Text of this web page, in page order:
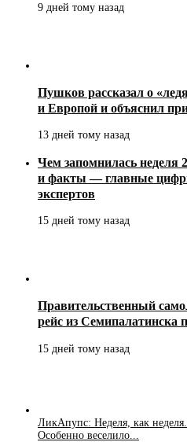
9 дней тому назад
Пушков рассказал о
и Европой и объяснил
13 дней тому назад
Чем запомнилась
и факты — главные
экспертов
15 дней тому назад
Правительственный
рейс из Семипалатинска
15 дней тому назад
ЛикАпупс: Неделя, как
Особенно веселило...